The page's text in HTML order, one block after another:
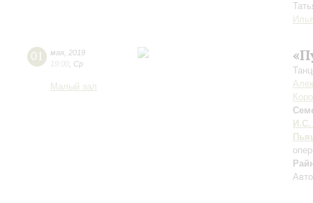
01 мая 2019
19:00 Ср
Малый зал
И.С.